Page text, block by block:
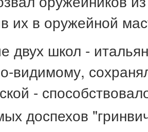
их в оружейной
двух школ -
видимому,
-
доспехов